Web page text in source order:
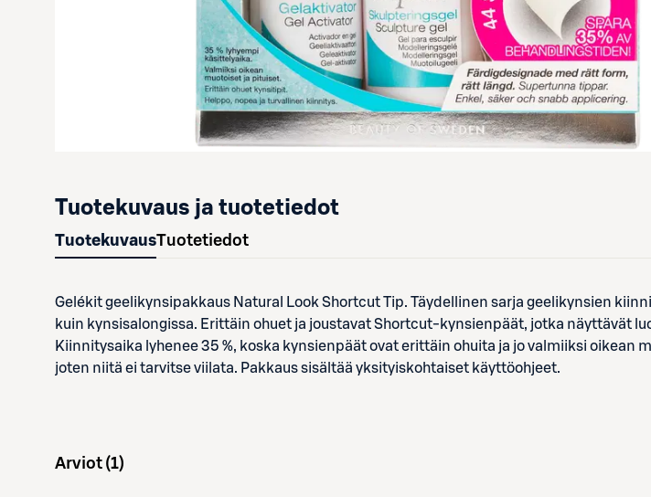
Tuotekuvaus ja tuotetiedot
TuotekuvausTuotetiedot
Gelékit geelikynsipakkaus Natural Look Shortcut Tip. Täydellinen sarja geelikynsien
kuin kynsisalongissa. Erittäin ohuet ja joustavat Shortcut-kynsienpäät, jotka näyttävät
Kiinnitysaika lyhenee 35 %, koska kynsienpäät ovat erittäin ohuita ja jo valmiiksi oikean
joten niitä ei tarvitse viilata. Pakkaus sisältää yksityiskohtaiset käyttöohjeet.
Arviot (1)